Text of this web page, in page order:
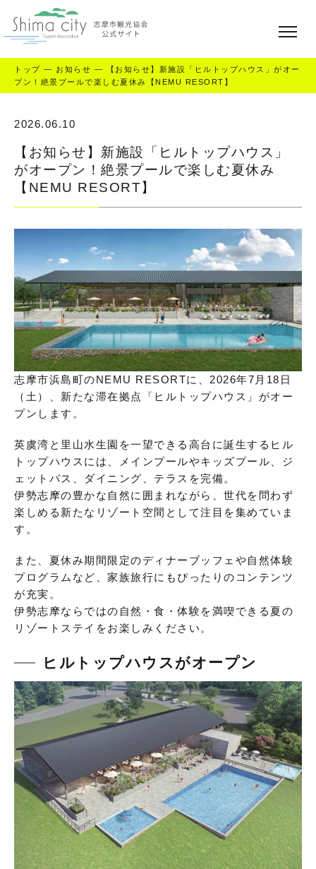
トップ — お知らせ —
【お知らせ】新施設「ヒルトップハウス」がオー
プン！絶景プールで楽しむ夏休み【NEMU RESORT】
2026.06.10
【お知らせ】新施設「ヒルトップハウス」
がオープン！絶景プールで楽しむ夏休み
【NEMU RESORT】
志摩市浜島町のNEMU RESORTに、2026年7月18日
（土）、新たな滞在拠点「ヒルトップハウス」がオー
プンします。
英虞湾と里山水生園を一望できる高台に誕生するヒル
トップハウスには、メインプールやキッズプール、ジ
ェットバス、ダイニング、テラスを完備。
伊勢志摩の豊かな自然に囲まれながら、世代を問わず
楽しめる新たなリゾート空間として注目を集めていま
す。
また、夏休み期間限定のディナーブッフェや自然体験
プログラムなど、家族旅行にもぴったりのコンテンツ
が充実。
伊勢志摩ならではの自然・食・体験を満喫できる夏の
リゾートステイをお楽しみください。
ヒルトップハウスがオープン